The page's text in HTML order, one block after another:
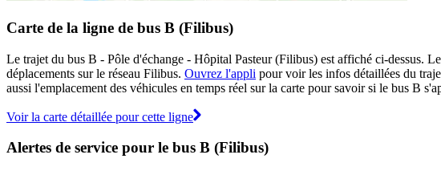
Carte de la ligne de bus B (Filibus)
Le trajet du bus B - Pôle d'échange - Hôpital Pasteur (Filibus) est affiché ci-dessus.
déplacements sur le réseau Filibus. Ouvrez l'appli pour voir les infos détaillées du
aussi l'emplacement des véhicules en temps réel sur la carte pour savoir si le bus B
Voir la carte détaillée pour cette ligne
Alertes de service pour le bus B (Filibus)